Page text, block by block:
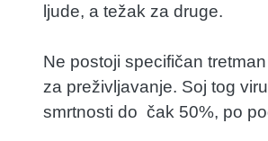
ljude, a težak za druge.
Ne postoji specifičan
za preživljavanje. Soj tog
smrtnosti do čak 50%, po